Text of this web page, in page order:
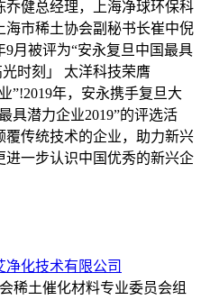
健总经理，上海净球环保科
市稀土协会副秘书长崔中倪
月被评为“安永复旦中国最具
时刻」 太洋科技荣膺
”!2019年，安永携手复旦大
具潜力企业2019”的评选活
传统技术的企业，助力新兴
一步认识中国优秀的新兴企
化技术有限公司
稀土催化材料专业委员会组